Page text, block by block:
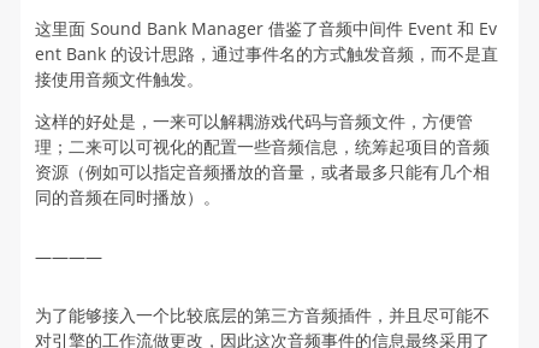
这里面 Sound Bank Manager 借鉴了音频中间件 Event 和 Ev
ent Bank 的设计思路，通过事件名的方式触发音频，而不是直
接使用音频文件触发。
这样的好处是，一来可以解耦游戏代码与音频文件，方便管
理；二来可以可视化的配置一些音频信息，统筹起项目的音频
资源（例如可以指定音频播放的音量，或者最多只能有几个相
同的音频在同时播放）。
————
为了能够接入一个比较底层的第三方音频插件，并且尽可能不
对引擎的工作流做更改，因此这次音频事件的信息最终采用了